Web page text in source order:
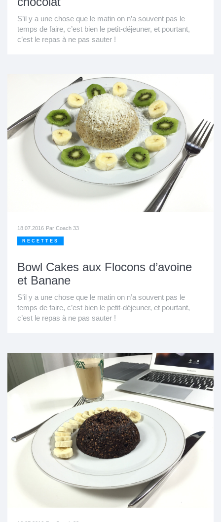
S’il y a une chose que le matin on n’a souvent pas le
temps de faire, c’est bien le petit-déjeuner, et pourtant,
c’est le repas à ne pas sauter !
18.07.2016 Par Coach 33
RECETTES
Bowl Cakes aux Flocons d’avoine
et Banane
S’il y a une chose que le matin on n’a souvent pas le
temps de faire, c’est bien le petit-déjeuner, et pourtant,
c’est le repas à ne pas sauter !